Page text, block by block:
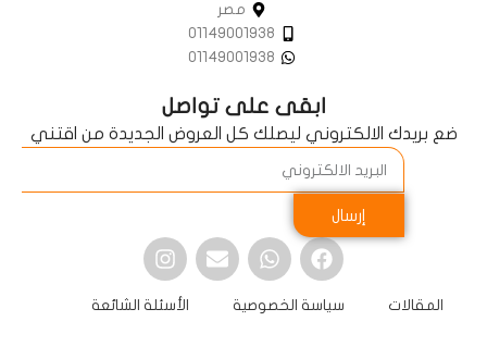
مصر
01149001938
01149001938
ابقى على تواصل
ضع بريدك الالكتروني ليصلك كل العروض الجديدة من اقتني
إرسال
المقالات سياسة الخصوصية الأسئلة الشائعة